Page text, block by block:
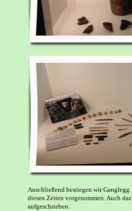
Anschließend bestiegen wir
diesen Zeiten vorgenommen. Auch
aufgeschrieben: